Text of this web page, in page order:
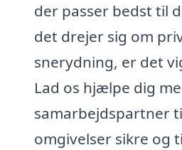
der passer bedst til
det drejer sig om
snerydning, er det
Lad os hjælpe dig
samarbejdspartner
omgivelser sikre og